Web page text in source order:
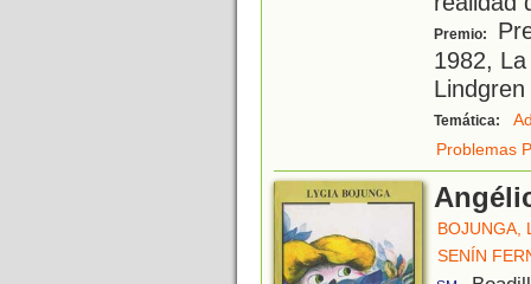
Premio:
1982,
Temática:
Problemas
BOJUNGA,
SENÍN